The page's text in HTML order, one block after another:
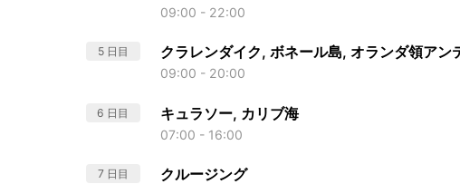
09:00 - 22:00
5 日目 クラレンダイク, ボネール島, オランダ領アン
09:00 - 20:00
6 日目 キュラソー, カリブ海
07:00 - 16:00
7 日目 クルージング